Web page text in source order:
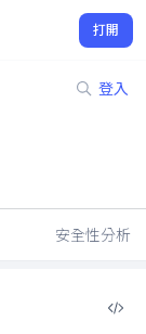
打開
登入
安全性分析